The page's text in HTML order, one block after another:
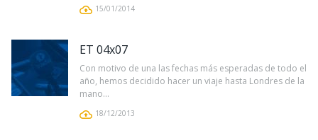
15/01/2014
ET 04x07
Con motivo de una las fechas más esperadas de todo el
año, hemos decidido hacer un viaje hasta Londres de la
mano...
18/12/2013